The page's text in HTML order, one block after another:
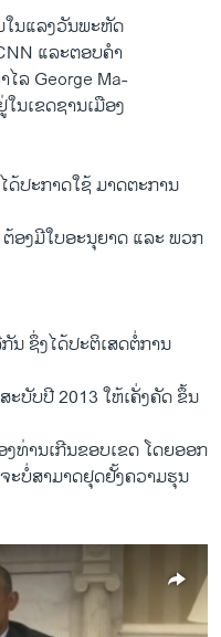
ໃນ​ແລງ​ວັນ​ພະຫັດ
ແລະ​ຕອບ​ຄຳ​
ລ George Ma-
ນ​ເຂດຊານ​ເມືອງ​
ປະກາດ​ໃຊ້ ​ມາດ​ຕະການ​
ອງ​ມີ​ໃບ​ອະນຸຍາດ ແລະ ພວກ​
ຊຶ່ງ​ໄດ້​ປະຕິ​ເສດ​ຕໍ່​ການ​
ບັບ​ປີ 2013​ ໃຫ້ເຄັ່ງຄັດ ຂຶ້ນ
ທ່ານເກີນຂອບເຂດ ໂດຍ​ອອກ​
ະ​ບໍ່​ສາມາດ​ຢຸດ​ຢັ້ງຄວາມ​ຮຸນ​